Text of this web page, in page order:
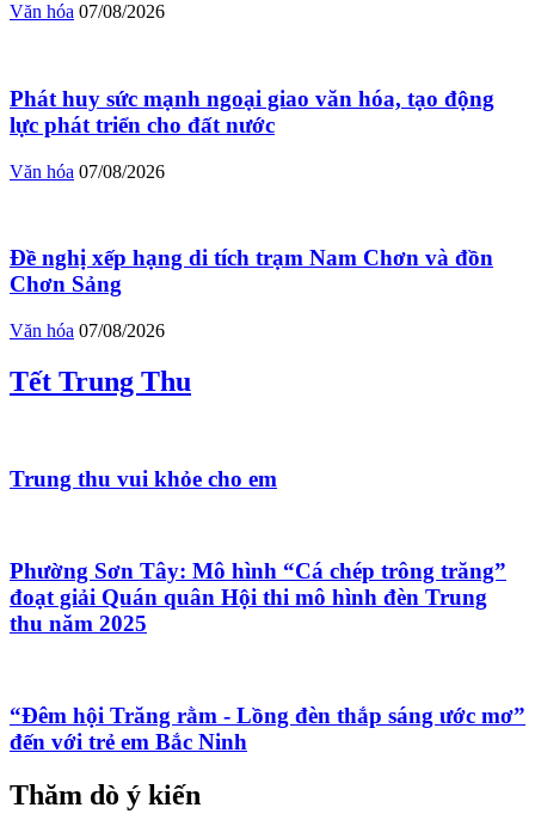
Văn hóa 07/08/2026
Phát huy sức mạnh ngoại giao văn hóa, tạo động
lực phát triển cho đất nước
Văn hóa 07/08/2026
Đề nghị xếp hạng di tích trạm Nam Chơn và đồn
Chơn Sảng
Văn hóa 07/08/2026
Tết Trung Thu
Trung thu vui khỏe cho em
Phường Sơn Tây: Mô hình “Cá chép trông trăng”
đoạt giải Quán quân Hội thi mô hình đèn Trung
thu năm 2025
“Đêm hội Trăng rằm - Lồng đèn thắp sáng ước mơ”
đến với trẻ em Bắc Ninh
Thăm dò ý kiến